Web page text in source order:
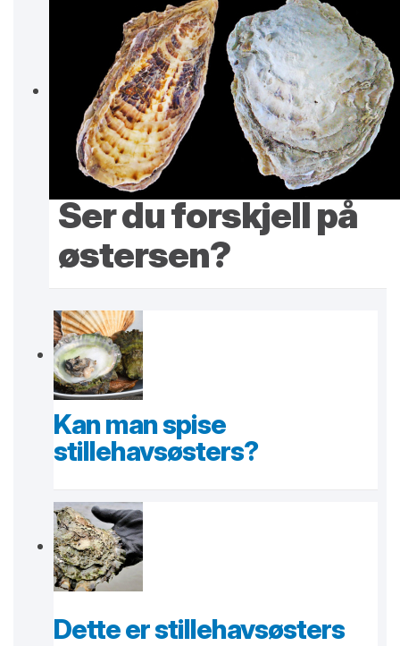
Ser du forskjell på
østersen?
Kan man spise
stillehavsøsters?
Dette er stillehavsøsters